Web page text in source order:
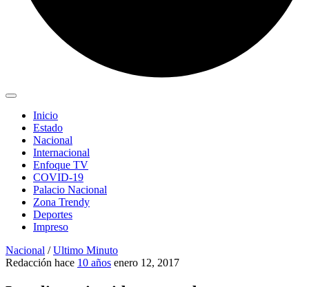
Inicio
Estado
Nacional
Internacional
Enfoque TV
COVID-19
Palacio Nacional
Zona Trendy
Deportes
Impreso
Nacional /Ultimo Minuto
Redacción hace 10 años enero 12, 2017